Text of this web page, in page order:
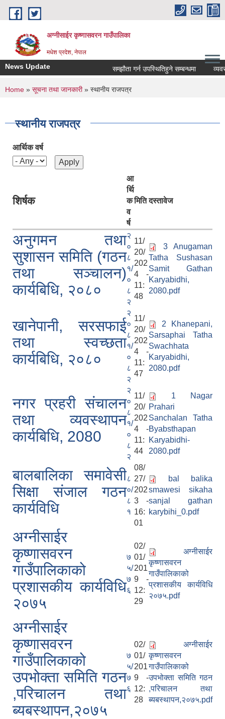
Skip to main content
अग्नीसाईर कृष्णासवरन गाउँपालिका
मधेश प्रदेश, नेपाल
News Update सम्झौता गर्न उपस्थितिहुने सम्बन्धमा
You are here
Home » सूचना तथा जानकारी» स्थानीय राजपत्र
स्थानीय राजपत्र
आर्थिक वर्ष
शिर्षक
आ
र्थि
क
व
र्ष
मिति दस्तावेज
अनुगमन तथा
सुशासन समिति (गठन
तथा सञ्चालन)
कार्यबिधि, २०८०
२
०
८
१/
०
८
२
11/
20/
202
4 -
11:
48
3 Anugaman
Tatha Sushasan
Samit Gathan
Karyabidhi,
2080.pdf
खानेपानी, सरसफाई
तथा स्वच्छता
कार्यबिधि, २०८०
२
०
८
१/
०
८
२
11/
20/
202
4 -
11:
47
2 Khanepani,
Sarsaphai Tatha
Swachhata
Karyabidhi,
2080.pdf
नगर प्रहरी संचालन
तथा व्यवस्थापन
कार्यबिधि, 2080
२
०
८
१/
०
८
२
11/
20/
202
4 -
11:
44
1 Nagar
Prahari
Sanchalan Tatha
Byabsthapan
Karyabidhi-
2080.pdf
बालबालिका समावेसी
सिक्षा संजाल गठन
कार्यविधि
८
०/
८
१
08/
27/
202
3 -
16:
01
bal balika
smawesi sikaha
sanjal gathan
karybihi_0.pdf
अग्नीसाईर
कृष्णासवरन
गाउँपालिकाको
प्रशासकीय कार्यविधि
२०७५
७
५/
७
६
02/
01/
201
9 -
12:
29
अग्नीसाईर
कृष्णासवरन
गाउँपालिकाको
प्रशासकीय कार्यविधि
२०७५.pdf
अग्नीसाईर
कृष्णासवरन
गाउँपालिकाको
उपभोक्ता समिति गठन
,परिचालन तथा
ब्यबस्थापन,२०७५
७
५/
७
६
02/
01/
201
9 -
12:
28
अग्नीसाईर
कृष्णासवरन
गाउँपालिकाको
उपभोक्ता समिति गठन
,परिचालन तथा
ब्यबस्थापन,२०७५.pdf